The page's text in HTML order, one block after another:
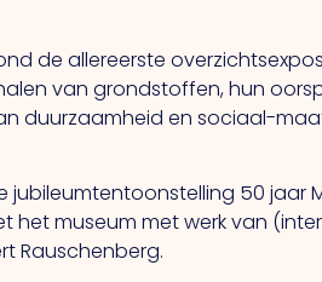
de allereerste
van grondstoffen, hun
duurzaamheid en sociaal-
jubileumtentoonstelling 50 jaar
het museum met werk van
Rauschenberg.